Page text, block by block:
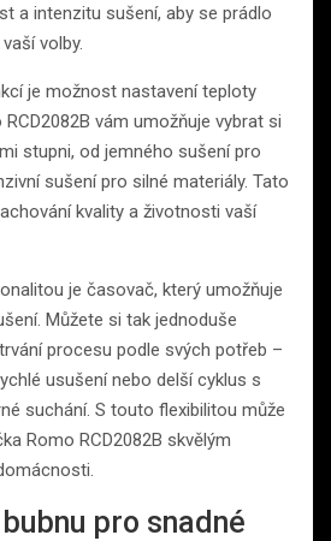
a intenzitu sušení, aby se prádlo
volby.
je možnost nastavení teploty
vám umožňuje vybrat si
stupni, od jemného sušení pro
sušení pro silné materiály. Tato
kvality a životnosti vaší
je časovač, který umožňuje
Můžete si tak jednoduše
procesu podle svých potřeb –
usušení nebo delší cyklus s
suchání. S touto flexibilitou může
Romo RCD2082B skvělým
pro snadné